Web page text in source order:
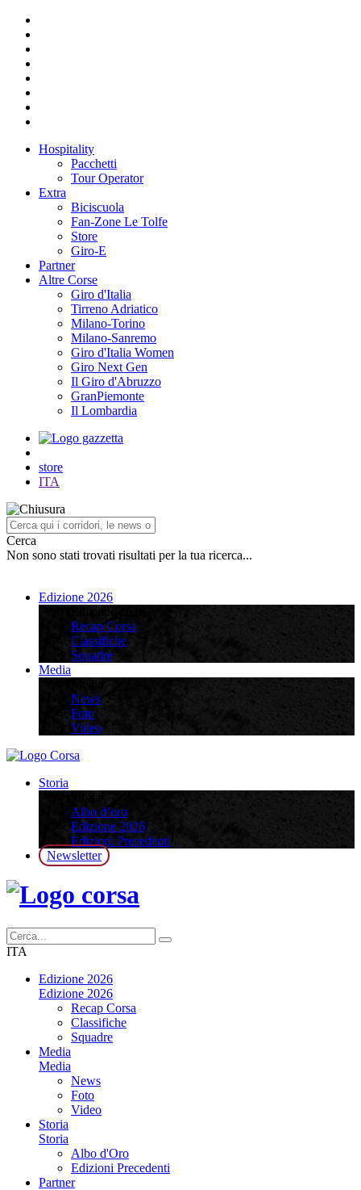
Hospitality
Pacchetti
Tour Operator
Extra
Biciscuola
Fan-Zone Le Tolfe
Store
Giro-E
Partner
Altre Corse
Giro d'Italia
Tirreno Adriatico
Milano-Torino
Milano-Sanremo
Giro d'Italia Women
Giro Next Gen
Il Giro d'Abruzzo
GranPiemonte
Il Lombardia
store
ITA
Cerca
Non sono stati trovati risultati per la tua ricerca...
Edizione 2026
Recap Corsa
Classifiche
Squadre
Media
News
Foto
Video
Storia
Albo d’oro
Edizione 2026
Edizioni Precedenti
Newsletter
ITA
Edizione 2026
Edizione 2026
Recap Corsa
Classifiche
Squadre
Media
Media
News
Foto
Video
Storia
Storia
Albo d'Oro
Edizioni Precedenti
Partner